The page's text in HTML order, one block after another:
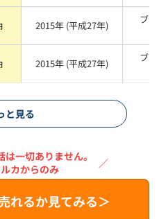
2015年 (平成27年)
ブラ
2015年 (平成27年)
ブラ
と見る
は一切ありません。
カからのみ
／
れるか見てみる＞